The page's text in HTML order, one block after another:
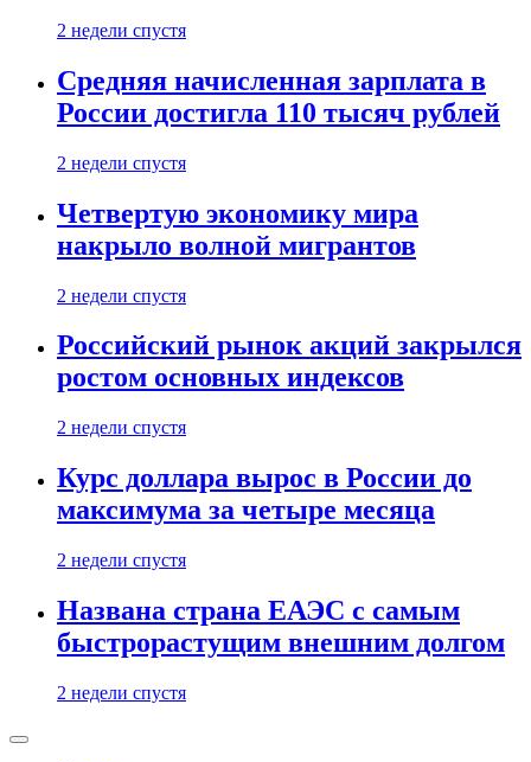
2 недели спустя
Средняя начисленная зарплата в
России достигла 110 тысяч рублей
2 недели спустя
Четвертую экономику мира
накрыло волной мигрантов
2 недели спустя
Российский рынок акций закрылся
ростом основных индексов
2 недели спустя
Курс доллара вырос в России до
максимума за четыре месяца
2 недели спустя
Названа страна ЕАЭС с самым
быстрорастущим внешним долгом
2 недели спустя